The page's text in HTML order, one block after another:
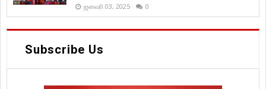
ஜனவரி 03, 2025 0
Subscribe Us